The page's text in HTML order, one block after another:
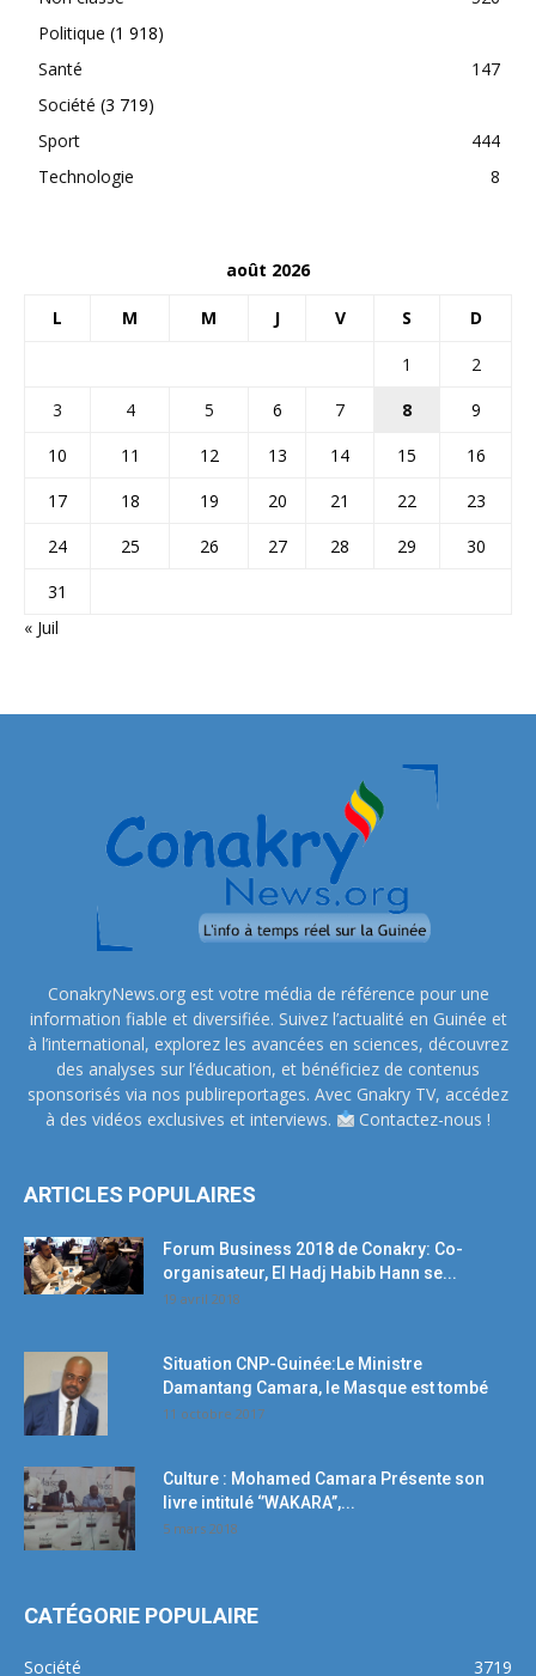
Politique (1 918)
Santé
147
Société (3 719)
Sport
444
Technologie
8
août 2026
L M M J V S D
1
2
3
4 5 6 7 8
9
10
11 12 13 14 15
16
17
18 19 20 21 22
23
24
25 26 27 28 29
30
31
« Juil
ConakryNews.org est votre média de référence pour une
information fiable et diversifiée. Suivez l’actualité en Guinée et
à l’international, explorez les avancées en sciences, découvrez
des analyses sur l’éducation, et bénéficiez de contenus
sponsorisés via nos publireportages. Avec Gnakry TV, accédez
à des vidéos exclusives et interviews.
Contactez-nous !
ARTICLES POPULAIRES
Forum Business 2018 de Conakry: Co-
organisateur, El Hadj Habib Hann se...
19 avril 2018
Situation CNP-Guinée:Le Ministre
Damantang Camara, le Masque est tombé
11 octobre 2017
Culture : Mohamed Camara Présente son
livre intitulé ‘’WAKARA’’,...
5 mars 2018
CATÉGORIE POPULAIRE
Société 3719